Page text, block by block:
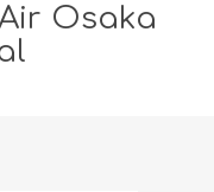
Osaka